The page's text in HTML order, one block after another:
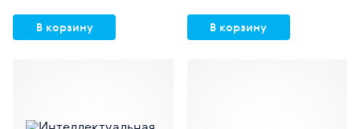
В корзину В корзину